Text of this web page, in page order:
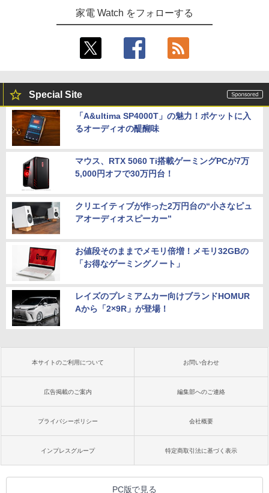
家電 Watch をフォローする
Special Site
「A&ultima SP4000T」の魅力！ポケットに入
るオーディオの醍醐味
マウス、RTX 5060 Ti搭載ゲーミングPCが7万
5,000円オフで30万円台！
クリエイティブが作った2万円台の“小さなピュ
アオーディオスピーカー”
お値段そのままでメモリ倍増！メモリ32GBの
「お得なゲーミングノート」
レイズのプレミアムカー向けブランドHOMUR
Aから「2×9R」が登場！
本サイトのご利用について お問い合わせ
広告掲載のご案内 編集部へのご連絡
プライバシーポリシー 会社概要
インプレスグループ 特定商取引法に基づく表示
PC版で見る